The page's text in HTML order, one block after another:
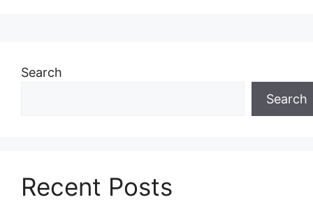
Search
Search
Recent Posts